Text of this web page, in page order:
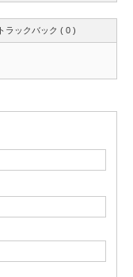
トラックバック ( 0 )